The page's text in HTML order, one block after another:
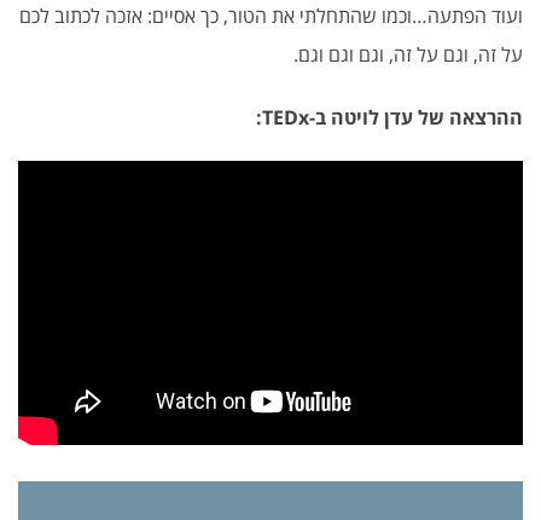
ועוד הפתעה…וכמו שהתחלתי את הטור, כך אסיים: אזכה לכתוב לכם
על זה, וגם על זה, וגם וגם וגם.
ההרצאה של עדן לויטה ב-TEDx: